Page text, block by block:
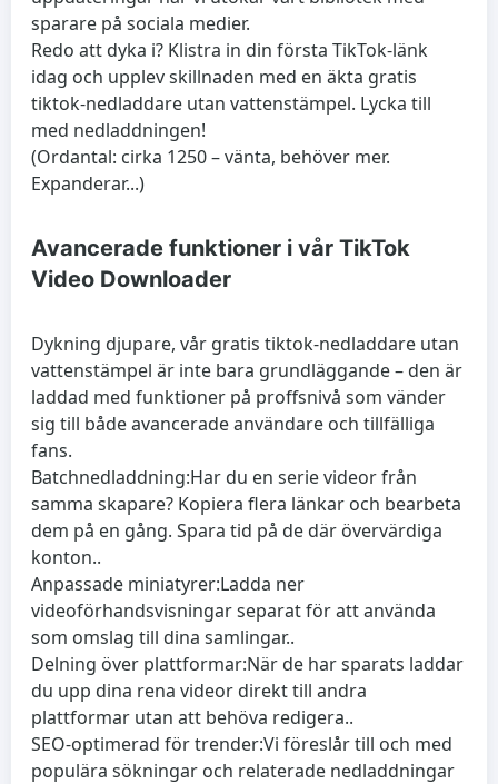
sparare på sociala medier.
Redo att dyka i? Klistra in din första TikTok-länk
idag och upplev skillnaden med en äkta gratis
tiktok-nedladdare utan vattenstämpel. Lycka till
med nedladdningen!
(Ordantal: cirka 1250 – vänta, behöver mer.
Expanderar...)
Avancerade funktioner i vår TikTok
Video Downloader
Dykning djupare, vår gratis tiktok-nedladdare utan
vattenstämpel är inte bara grundläggande – den är
laddad med funktioner på proffsnivå som vänder
sig till både avancerade användare och tillfälliga
fans.
Batchnedladdning:Har du en serie videor från
samma skapare? Kopiera flera länkar och bearbeta
dem på en gång. Spara tid på de där övervärdiga
konton..
Anpassade miniatyrer:Ladda ner
videoförhandsvisningar separat för att använda
som omslag till dina samlingar..
Delning över plattformar:När de har sparats laddar
du upp dina rena videor direkt till andra
plattformar utan att behöva redigera..
SEO-optimerad för trender:Vi föreslår till och med
populära sökningar och relaterade nedladdningar